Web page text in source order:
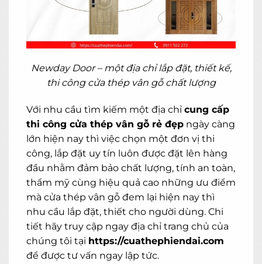
MIỄN PHÍ THIẾT KẾ 3D, ĐO ĐẠC
Newday Door – một địa chỉ lắp đặt, thiết kế,
thi công cửa thép vân gỗ chất lượng
Với nhu cầu tìm kiếm một địa chỉ cung cấp
thi công cửa thép vân gỗ rẻ đẹp ngày càng
lớn hiện nay thì việc chọn một đơn vị thi
công, lắp đặt uy tín luôn được đặt lên hàng
đầu nhằm đảm bảo chất lượng, tính an toàn,
thẩm mỹ cùng hiệu quả cao những ưu điểm
mà cửa thép vân gỗ đem lại hiện nay thì
nhu cầu lắp đặt, thiết cho người dùng. Chi
tiết hãy truy cập ngay địa chỉ trang chủ của
chúng tôi tại https://cuathephiendai.com
để được tư vấn ngay lập tức.